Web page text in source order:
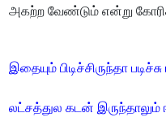
அகற்ற வேண்டும் என்று
இதையும் பிடிச்சிருந்தா
லட்சத்துல கடன் இருந்தாலும்